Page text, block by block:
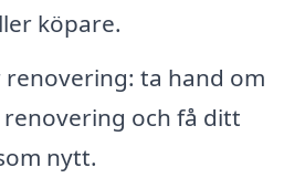
köpare.
ta hand om
och få ditt
nytt.